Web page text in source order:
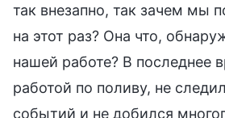
так внезапно, так зачем мы
на этот раз? Она что,
нашей работе? В последнее
работой по поливу, не
событий и не добился